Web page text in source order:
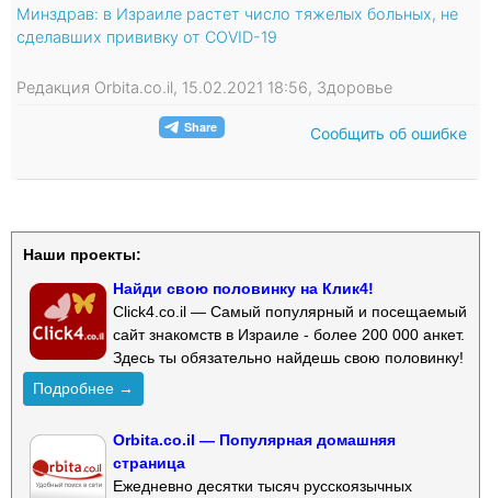
Минздрав: в Израиле растет число тяжелых больных, не
сделавших прививку от COVID-19
Редакция Orbita.co.il, 15.02.2021 18:56, Здоровье
Сообщить об ошибке
Наши проекты:
Найди свою половинку на Клик4!
Click4.co.il — Самый популярный и посещаемый
сайт знакомств в Израиле - более 200 000 анкет.
Здесь ты обязательно найдешь свою половинку!
Подробнее →
Orbita.co.il — Популярная домашняя
страница
Ежедневно десятки тысяч русскоязычных